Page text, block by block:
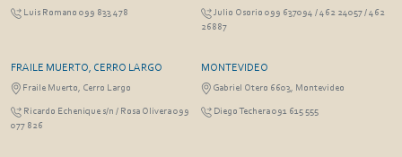
Luis Romano 099 833 478
Julio Osorio 099 637094 / 462 24057 / 462
26887
FRAILE MUERTO, CERRO LARGO
Fraile Muerto, Cerro Largo
Ricardo Echenique s/n / Rosa Olivera 099
077 826
MONTEVIDEO
Gabriel Otero 6603, Montevideo
Diego Techera 091 615 555